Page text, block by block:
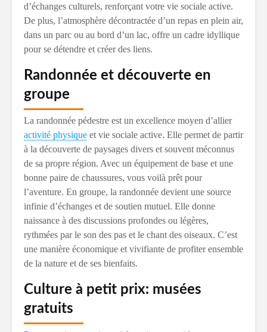
d’échanges culturels, renforçant votre vie sociale active.
De plus, l’atmosphère décontractée d’un repas en plein air,
dans un parc ou au bord d’un lac, offre un cadre idyllique
pour se détendre et créer des liens.
Randonnée et découverte en
groupe
La randonnée pédestre est un excellence moyen d’allier
activité physique et vie sociale active. Elle permet de partir
à la découverte de paysages divers et souvent méconnus
de sa propre région. Avec un équipement de base et une
bonne paire de chaussures, vous voilà prêt pour
l’aventure. En groupe, la randonnée devient une source
infinie d’échanges et de soutien mutuel. Elle donne
naissance à des discussions profondes ou légères,
rythmées par le son des pas et le chant des oiseaux. C’est
une manière économique et vivifiante de profiter ensemble
de la nature et de ses bienfaits.
Culture à petit prix: musées
gratuits